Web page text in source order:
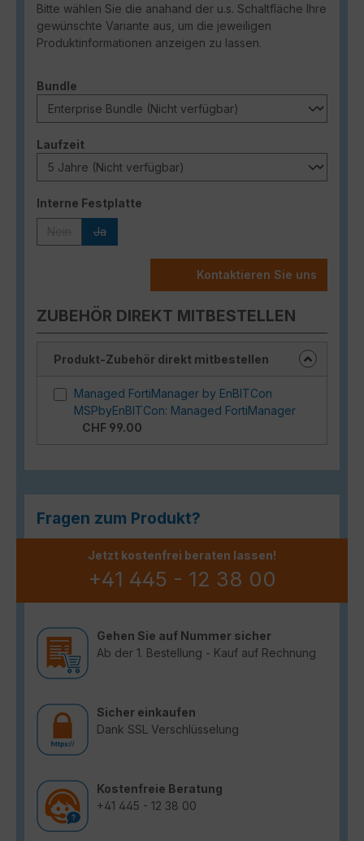
Bitte wählen Sie die anahand der u.s. Schaltfläche Ihre
gewünschte Variante aus, um die jeweiligen
Produktinformationen anzeigen zu lassen.
Bundle
Laufzeitauswählen
Interne Festplatte
Ja
Kontaktieren Sie uns
ZUBEHÖR DIREKT MITBESTELLEN
Produkt-Zubehör direkt mitbestellen
Managed FortiManager by EnBITCon
MSPbyEnBITCon: Managed FortiManager
CHF 99.00
Fragen zum Produkt?
Jetzt kostenfrei beraten lassen!
+41 445 - 12 38 00
Gehen Sie auf Nummer sicher
Ab der 1. Bestellung - Kauf auf Rechnung
Sicher einkaufen
Dank SSL Verschlüsselung
Kostenfreie Beratung
+41 445 - 12 38 00